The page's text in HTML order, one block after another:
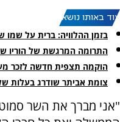
עוד באותו נושא:
בזמן ההלוויה: ברית על שמו
התרומה המרגשת של הוריו
הוקמה תצפית חדשה לזכר
צומת אביתר שודרג בעלות של 6 מיליון
"אני מברך את השר